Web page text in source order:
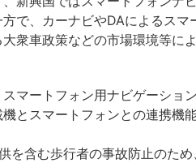
で、カーナビやDAによるスマ
衆車政策などの市場環境等に
マートフォン用ナビゲーショ
とスマートフォンとの連携機
を含む歩行者の事故防止のた